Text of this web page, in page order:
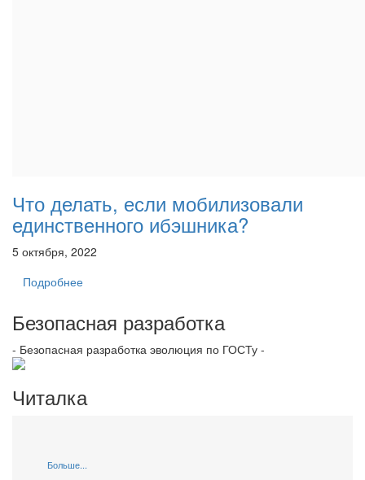
Что делать, если мобилизовали
единственного ибэшника?
5 октября, 2022
Подробнее
Безопасная разработка
- Безопасная разработка эволюция по ГОСТу -
Читалка
Больше...